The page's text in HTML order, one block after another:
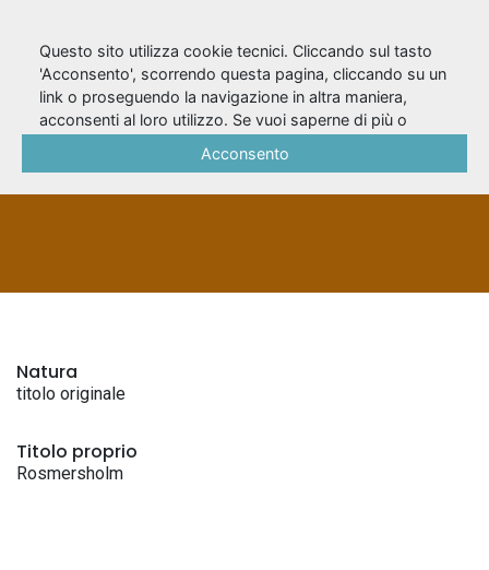
Rosmersholm
TITOLI ORIGINALI
Natura
titolo originale
Titolo proprio
Rosmersholm
Questo sito utilizza cookie tecnici. Cliccando sul tasto
'Acconsento', scorrendo questa pagina, cliccando su un
link o proseguendo la navigazione in altra maniera,
acconsenti al loro utilizzo. Se vuoi saperne di più o
Acconsento